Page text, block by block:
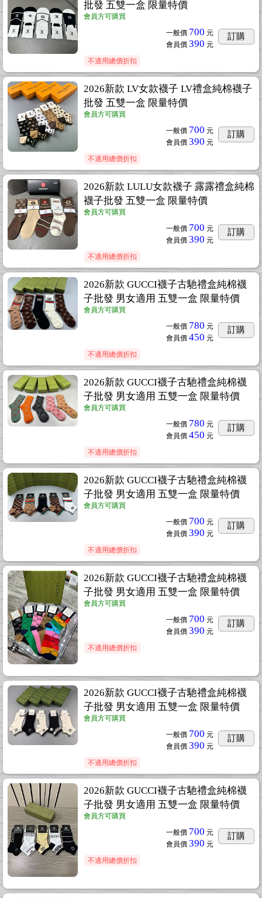
批發 五雙一盒 限量特價
會員方可購買
一般價 700 元
會員價 390 元
訂購
不適用總價折扣
2026新款 LV女款襪子 LV禮盒純棉襪子
批發 五雙一盒 限量特價
會員方可購買
一般價 700 元
會員價 390 元
訂購
不適用總價折扣
2026新款 LULU女款襪子 露露禮盒純棉
襪子批發 五雙一盒 限量特價
會員方可購買
一般價 700 元
會員價 390 元
訂購
不適用總價折扣
2026新款 GUCCI襪子古馳禮盒純棉襪
子批發 男女適用 五雙一盒 限量特價
會員方可購買
一般價 780 元
會員價 450 元
訂購
不適用總價折扣
2026新款 GUCCI襪子古馳禮盒純棉襪
子批發 男女適用 五雙一盒 限量特價
會員方可購買
一般價 780 元
會員價 450 元
訂購
不適用總價折扣
2026新款 GUCCI襪子古馳禮盒純棉襪
子批發 男女適用 五雙一盒 限量特價
會員方可購買
一般價 700 元
會員價 390 元
訂購
不適用總價折扣
2026新款 GUCCI襪子古馳禮盒純棉襪
子批發 男女適用 五雙一盒 限量特價
會員方可購買
一般價 700 元
會員價 390 元
訂購
不適用總價折扣
2026新款 GUCCI襪子古馳禮盒純棉襪
子批發 男女適用 五雙一盒 限量特價
會員方可購買
一般價 700 元
會員價 390 元
訂購
不適用總價折扣
2026新款 GUCCI襪子古馳禮盒純棉襪
子批發 男女適用 五雙一盒 限量特價
會員方可購買
一般價 700 元
會員價 390 元
訂購
不適用總價折扣